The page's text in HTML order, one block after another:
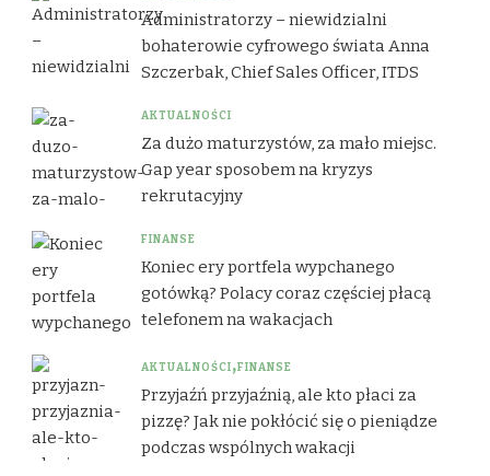
Administratorzy – niewidzialni
bohaterowie cyfrowego świata Anna
Szczerbak, Chief Sales Officer, ITDS
AKTUALNOŚCI
Za dużo maturzystów, za mało miejsc.
Gap year sposobem na kryzys
rekrutacyjny
FINANSE
Koniec ery portfela wypchanego
gotówką? Polacy coraz częściej płacą
telefonem na wakacjach
AKTUALNOŚCI FINANSE
Przyjaźń przyjaźnią, ale kto płaci za
pizzę? Jak nie pokłócić się o pieniądze
podczas wspólnych wakacji